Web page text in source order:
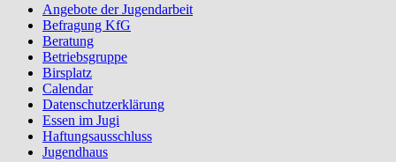
Angebote der Jugendarbeit
Befragung KfG
Beratung
Betriebsgruppe
Birsplatz
Calendar
Datenschutzerklärung
Essen im Jugi
Haftungsausschluss
Jugendhaus